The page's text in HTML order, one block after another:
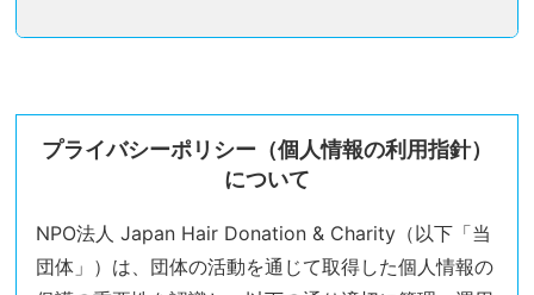
プライバシーポリシー（個人情報の利用指針）
について
NPO法人 Japan Hair Donation & Charity（以下「当
団体」）は、団体の活動を通じて取得した個人情報の